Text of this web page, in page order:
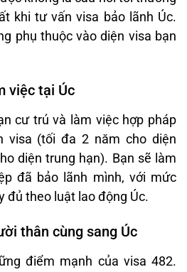
khi tư vấn visa bảo lãnh Úc.
phụ thuộc vào diện visa bạn
việc tại Úc
cư trú và làm việc hợp pháp
visa (tối đa 2 năm cho diện
diện trung hạn). Bạn sẽ làm
đã bảo lãnh mình, với mức
đủ theo luật lao động Úc.
thân cùng sang Úc
điểm mạnh của visa 482.